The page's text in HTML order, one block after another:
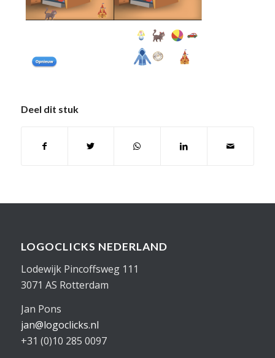
Deel dit stuk
LOGOCLICKS NEDERLAND
Lodewijk Pincoffsweg 111
3071 AS Rotterdam
Jan Pons
jan@logoclicks.nl
+31 (0)10 285 0097